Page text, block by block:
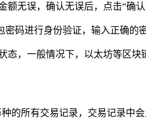
无误，确认无误后，点击“确认
码进行身份验证，输入正确的
，一般情况下，以太坊等区块
的所有交易记录，交易记录中